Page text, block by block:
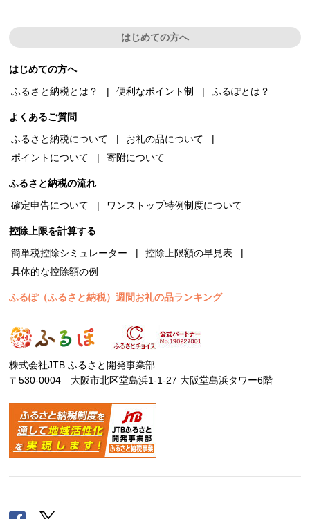
はじめての方へ
はじめての方へ
ふるさと納税とは？
便利なポイント制 ふるぽとは？
よくあるご質問
ふるさと納税について
お礼の品について
ポイントについて
寄附について
ふるさと納税の流れ
確定申告について
ワンストップ特例制度について
控除上限を計算する
簡単税控除シミュレーター
控除上限額の早見表
具体的な控除額の例
ふるぽ（ふるさと納税）週間お礼の品ランキング
株式会社JTB ふるさと開発事業部
〒530-0004 大阪市北区堂島浜1-1-27 大阪堂島浜タワー6階